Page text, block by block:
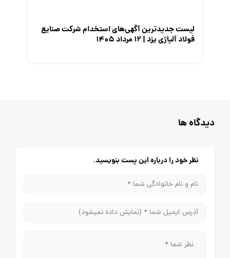
لیست جدیدترین آگهی‌های استخدام شرکت صنایع
فولاد آلیاژی یزد | ۱۲ مرداد ۱۴۰۵
دیدگاه ها
نظر خود را درباره این پست بنویسید.